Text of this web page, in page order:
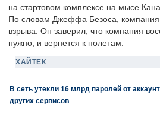
на стартовом комплексе на мысе
По словам Джеффа Безоса,
взрыва. Он заверил, что компания
нужно, и вернется к полетам.
ХАЙТЕК
В сеть утекли 16 млрд паролей от
других сервисов